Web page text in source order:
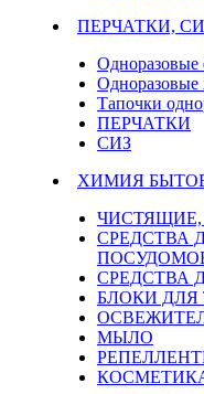
ПЕРЧАТКИ,
Одноразовые
Одноразовые
Тапочки
ПЕРЧАТКИ
СИЗ
ХИМИЯ
СРЕДСТВА
СРЕДСТВА
БЛОКИ ДЛЯ
МЫЛО